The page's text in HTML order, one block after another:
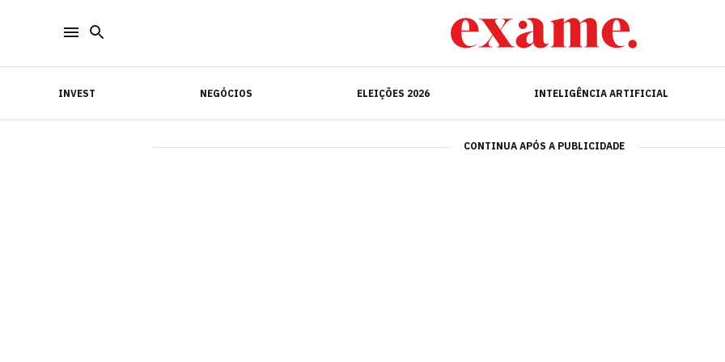
INVEST NEGÓCIOS ELEIÇÕES 2026 INTELIGÊNCIA ARTIFICIAL
INVEST INTELIGÊNCIA ARTIFICIAL
CONTINUA APÓS A PUBLICIDADE